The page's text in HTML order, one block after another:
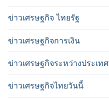
ข่าวเศรษฐกิจ ไทยรัฐ
ข่าวเศรษฐกิจการเงิน
ข่าวเศรษฐกิจระหว่างประเทศ
ข่าวเศรษฐกิจไทยวันนี้